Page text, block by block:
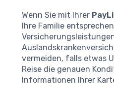
Wenn Sie mit Ihrer
Ihre Familie
vermeiden, falls etwas
Reise die genauen
Informationen Ihrer